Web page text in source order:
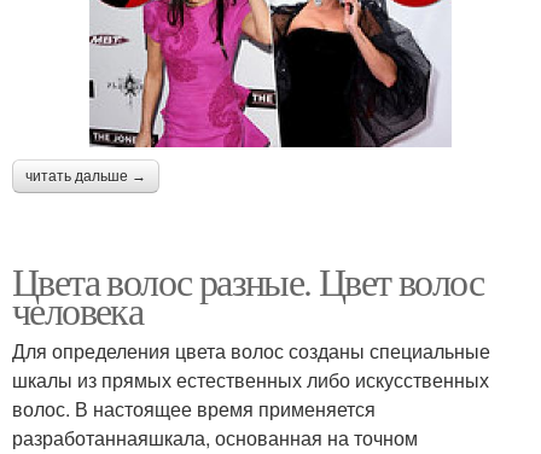
читать дальше →
Цвета волос разные. Цвет волос
человека
Для определения цвета волос созданы специальные
шкалы из прямых естественных либо искусственных
волос. В настоящее время применяется
разработаннаяшкала, основанная на точном